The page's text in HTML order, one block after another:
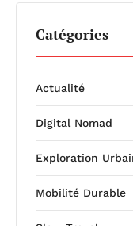
Catégories
Actualité
Digital Nomad
Exploration
Mobilité Durable